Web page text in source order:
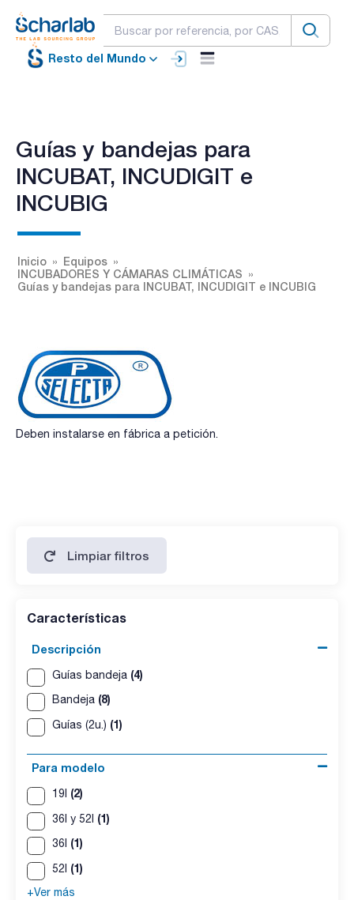
Resto del Mundo
Guías y bandejas para
INCUBAT, INCUDIGIT e
INCUBIG
Inicio
Equipos
INCUBADORES Y CÁMARAS CLIMÁTICAS
Guías y bandejas para INCUBAT, INCUDIGIT e INCUBIG
Deben instalarse en fábrica a petición.
Limpiar filtros
Características
Descripción
Guías bandeja (4)
Bandeja (8)
Guías (2u.) (1)
Para modelo
19l (2)
36l y 52l (1)
36l (1)
52l (1)
+Ver más